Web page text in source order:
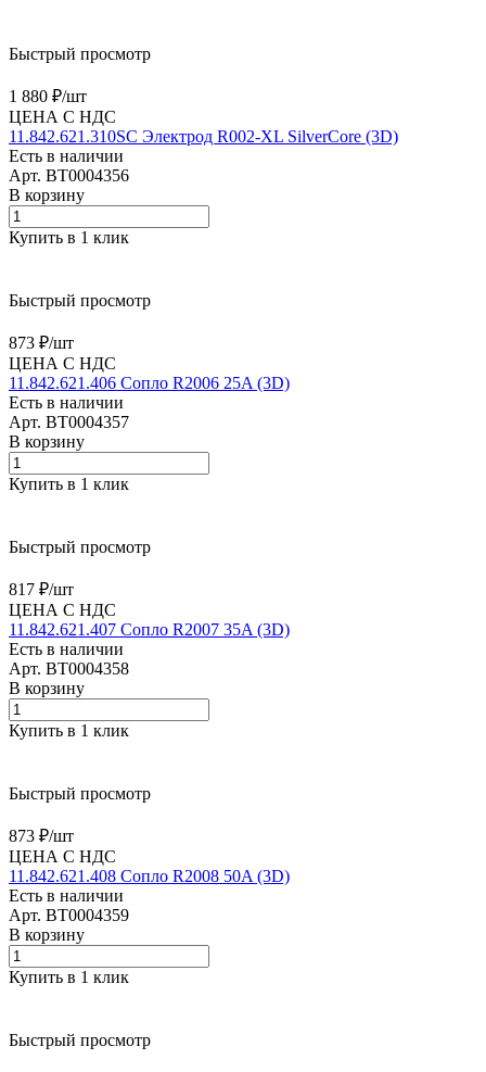
Быстрый просмотр
1 880 ₽/шт
ЦЕНА С НДС
11.842.621.310SC Электрод R002-XL SilverCore (3D)
Есть в наличии
Арт. BT0004356
В корзину
Купить в 1 клик
Быстрый просмотр
873 ₽/шт
ЦЕНА С НДС
11.842.621.406 Сопло R2006 25A (3D)
Есть в наличии
Арт. BT0004357
В корзину
Купить в 1 клик
Быстрый просмотр
817 ₽/шт
ЦЕНА С НДС
11.842.621.407 Сопло R2007 35A (3D)
Есть в наличии
Арт. BT0004358
В корзину
Купить в 1 клик
Быстрый просмотр
873 ₽/шт
ЦЕНА С НДС
11.842.621.408 Сопло R2008 50A (3D)
Есть в наличии
Арт. BT0004359
В корзину
Купить в 1 клик
Быстрый просмотр